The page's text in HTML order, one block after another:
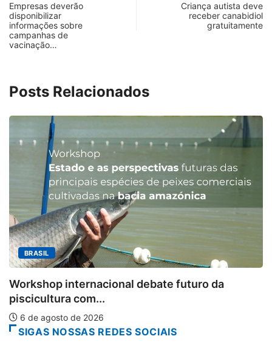
Empresas deverão
disponibilizar
informações sobre
campanhas de
vacinação…
Criança autista deve
receber canabidiol
gratuitamente
Posts Relacionados
BRASIL
internacional debate futuro da
com...
agosto de 2026
SIGAS NOSSAS REDES SOCIAIS